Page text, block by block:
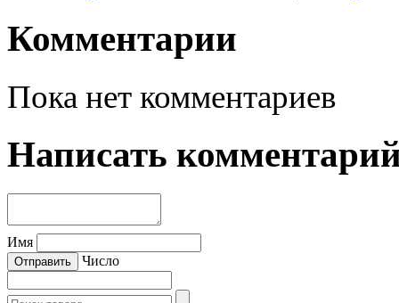
Комментарии
Пока нет комментариев
Написать
Имя
Число